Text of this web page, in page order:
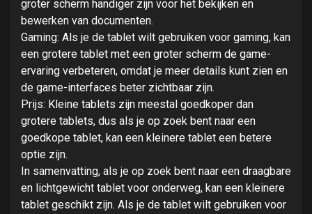
groter scherm handiger zijn voor het bekijken en
bewerken van documenten.
Gaming: Als je de tablet wilt gebruiken voor gaming, kan
een grotere tablet met een groter scherm de game-
ervaring verbeteren, omdat je meer details kunt zien en
de game-interfaces beter zichtbaar zijn.
Prijs: Kleine tablets zijn meestal goedkoper dan
grotere tablets, dus als je op zoek bent naar een
goedkope tablet, kan een kleinere tablet een betere
optie zijn.
In samenvatting, als je op zoek bent naar een draagbare
en lichtgewicht tablet voor onderweg, kan een kleinere
tablet geschikt zijn. Als je de tablet wilt gebruiken voor